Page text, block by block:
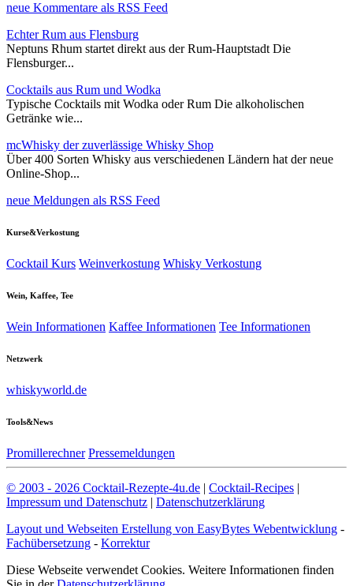
neue Kommentare als RSS Feed
Echter Rum aus Flensburg
Neptuns Rhum startet direkt aus der Rum-Hauptstadt Die
Flensburger...
Cocktails aus Rum und Wodka
Typische Cocktails mit Wodka oder Rum Die alkoholischen
Getränke wie...
mcWhisky der zuverlässige Whisky Shop
Über 400 Sorten Whisky aus verschiedenen Ländern hat der neue
Online-Shop...
neue Meldungen als RSS Feed
Kurse&Verkostung
Cocktail Kurs Weinverkostung Whisky Verkostung
Wein, Kaffee, Tee
Wein Informationen Kaffee Informationen Tee Informationen
Netzwerk
whiskyworld.de
Tools&News
Promillerechner Pressemeldungen
© 2003 - 2026 Cocktail-Rezepte-4u.de | Cocktail-Recipes |
Impressum und Datenschutz | Datenschutzerklärung
Layout und Webseiten Erstellung von EasyBytes Webentwicklung -
Fachübersetzung - Korrektur
Diese Webseite verwendet Cookies. Weitere Informationen finden